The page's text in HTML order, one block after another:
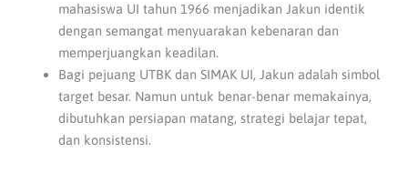
mahasiswa UI tahun 1966 menjadikan Jakun identik
dengan semangat menyuarakan kebenaran dan
memperjuangkan keadilan.
Bagi pejuang UTBK dan SIMAK UI, Jakun adalah simbol
target besar. Namun untuk benar-benar memakainya,
dibutuhkan persiapan matang, strategi belajar tepat,
dan konsistensi.